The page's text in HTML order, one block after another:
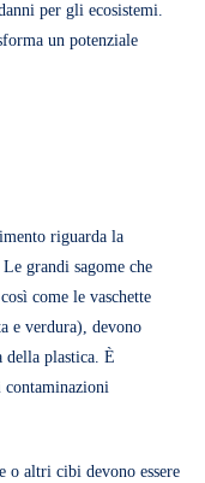
per gli ecosistemi.
un potenziale
riguarda la
grandi sagome che
come le vaschette
e verdura), devono
della plastica. È
contaminazioni
o altri cibi devono essere